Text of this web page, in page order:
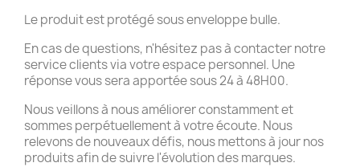
Le produit est protégé sous enveloppe bulle.
En cas de questions, n'hésitez pas à contacter notre
service clients via votre espace personnel. Une
réponse vous sera apportée sous 24 à 48H00.
Nous veillons à nous améliorer constamment et
sommes perpétuellement à votre écoute. Nous
relevons de nouveaux défis, nous mettons à jour nos
produits afin de suivre l'évolution des marques.